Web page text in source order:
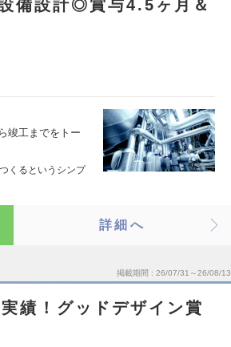
備設計◎賞与4.5ヶ月＆
竣工までをトー
くるというシンプ
詳細へ
掲載期間 26/07/31～26/08/13
績！グッドデザイン賞